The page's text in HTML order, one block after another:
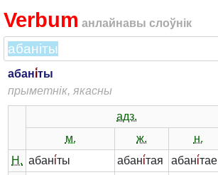
Verbum анлайнавы слоўнік
абані́ты
прыметнік, якасны
адз.
м.
ж. н.
Н. абані́ты абані́тая абані́тае